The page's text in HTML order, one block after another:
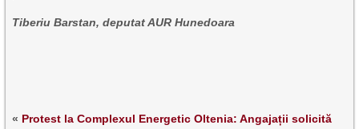
Tiberiu Barstan, deputat AUR Hunedoara
« Protest la Complexul Energetic Oltenia: Angajații solicită